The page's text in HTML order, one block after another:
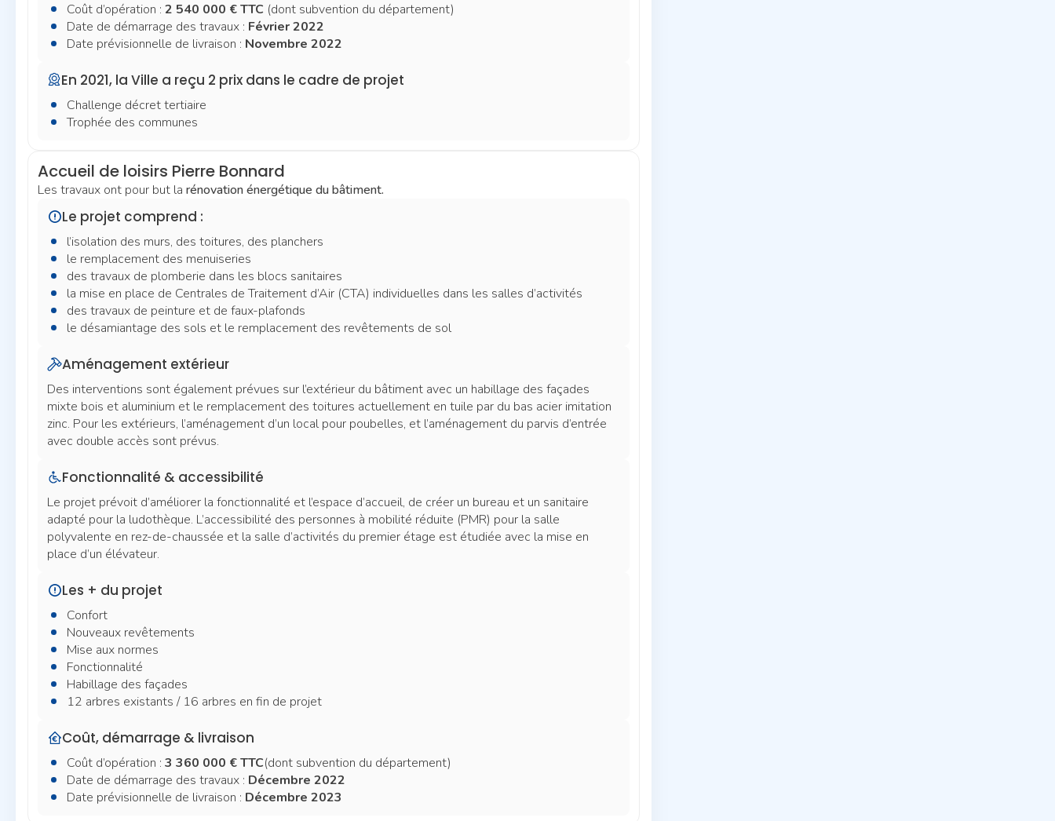
Coût d’opération : 2 540 000 € TTC (dont subvention du département)
Date de démarrage des travaux : Février 2022
Date prévisionnelle de livraison : Novembre 2022
En 2021, la Ville a reçu 2 prix dans le cadre de projet
Challenge décret tertiaire
Trophée des communes
Accueil de loisirs Pierre Bonnard
Les travaux ont pour but la rénovation énergétique du bâtiment.
Le projet comprend :
l’isolation des murs, des toitures, des planchers
le remplacement des menuiseries
des travaux de plomberie dans les blocs sanitaires
la mise en place de Centrales de Traitement d’Air (CTA) individuelles dans les salles d’activités
des travaux de peinture et de faux-plafonds
le désamiantage des sols et le remplacement des revêtements de sol
Aménagement extérieur
Des interventions sont également prévues sur l’extérieur du bâtiment avec un habillage des façades
mixte bois et aluminium et le remplacement des toitures actuellement en tuile par du bas acier imitation
zinc. Pour les extérieurs, l’aménagement d’un local pour poubelles, et l’aménagement du parvis d’entrée
avec double accès sont prévus.
Fonctionnalité & accessibilité
Le projet prévoit d’améliorer la fonctionnalité et l’espace d’accueil, de créer un bureau et un sanitaire
adapté pour la ludothèque. L’accessibilité des personnes à mobilité réduite (PMR) pour la salle
polyvalente en rez-de-chaussée et la salle d’activités du premier étage est étudiée avec la mise en
place d’un élévateur.
Les + du projet
Confort
Nouveaux revêtements
Mise aux normes
Fonctionnalité
Habillage des façades
12 arbres existants / 16 arbres en fin de projet
Coût, démarrage & livraison
Coût d’opération : 3 360 000 € TTC(dont subvention du département)
Date de démarrage des travaux : Décembre 2022
Date prévisionnelle de livraison : Décembre 2023